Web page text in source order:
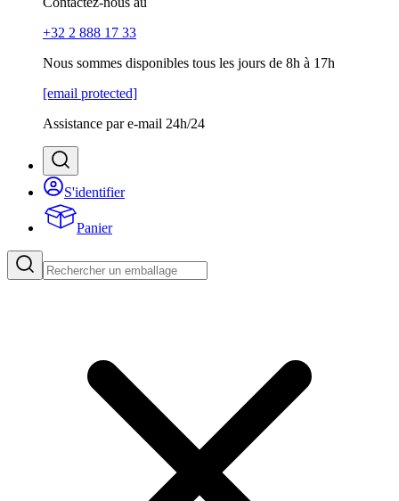
+32 2 888 17 33
Nous sommes disponibles tous les jours de 8h à 17h
[email protected]
Assistance par e-mail 24h/24
S'identifier
Panier